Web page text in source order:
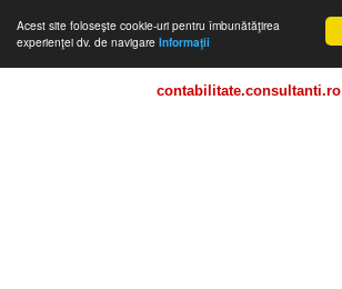
Acest site foloseşte cookie-uri pentru îmbunătăţirea
experienţei dv. de navigare Informaţii
contabilitate.consultanti.ro